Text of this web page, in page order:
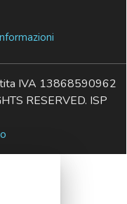
IVA 13868590962
RESERVED. ISP